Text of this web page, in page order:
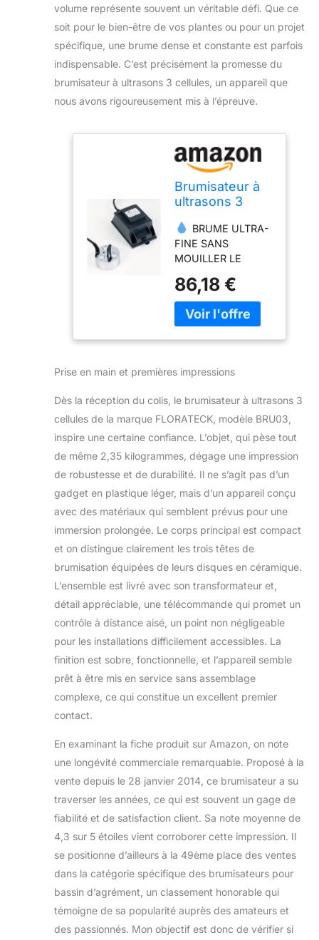
volume représente souvent un véritable défi. Que ce
soit pour le bien-être de vos plantes ou pour un projet
spécifique, une brume dense et constante est parfois
indispensable. C’est précisément la promesse du
brumisateur à ultrasons 3 cellules, un appareil que
nous avons rigoureusement mis à l’épreuve.
Brumisateur à
ultrasons 3
BRUME ULTRA-
FINE SANS
MOUILLER LE
disques céramiques
20 mm vibrent à
fréquence
inférieures à 5
microns, hydratant
douceur sans
risque de
moisissures ni de
maladies foliaires.
IDÉAL POUR
SERRES ET
CULTURES
SPÉCIALISÉES –
Régule efficacement
taux d'hygrométrie
de vos espaces
horticoles, favorise
l'enracinement des
soutient la
croissance des
jeunes plants en
leur apportant
USAGE INTÉRIEUR
ET EXTÉRIEUR IP64
– Certifié IP64, ce
brumisateur résiste
aux projections
d'eau et à la
poussière, utilisable
aussi bien dans une
serre, une véranda
ou un atelier de
culture qu'en
fontaine décorative
ou un bassin.
86,18 €
Prise en main et premières impressions
Dès la réception du colis, le brumisateur à ultrasons 3
cellules de la marque FLORATECK, modèle BRU03,
inspire une certaine confiance. L’objet, qui pèse tout
de même 2,35 kilogrammes, dégage une impression
de robustesse et de durabilité. Il ne s’agit pas d’un
gadget en plastique léger, mais d’un appareil conçu
avec des matériaux qui semblent prévus pour une
immersion prolongée. Le corps principal est compact
et on distingue clairement les trois têtes de
brumisation équipées de leurs disques en céramique.
L’ensemble est livré avec son transformateur et,
détail appréciable, une télécommande qui promet un
contrôle à distance aisé, un point non négligeable
pour les installations difficilement accessibles. La
finition est sobre, fonctionnelle, et l’appareil semble
prêt à être mis en service sans assemblage
complexe, ce qui constitue un excellent premier
contact.
En examinant la fiche produit sur Amazon, on note
une longévité commerciale remarquable. Proposé à la
vente depuis le 28 janvier 2014, ce brumisateur a su
traverser les années, ce qui est souvent un gage de
fiabilité et de satisfaction client. Sa note moyenne de
4,3 sur 5 étoiles vient corroborer cette impression. Il
se positionne d’ailleurs à la 49ème place des ventes
dans la catégorie spécifique des brumisateurs pour
bassin d’agrément, un classement honorable qui
témoigne de sa popularité auprès des amateurs et
des passionnés. Mon objectif est donc de vérifier si